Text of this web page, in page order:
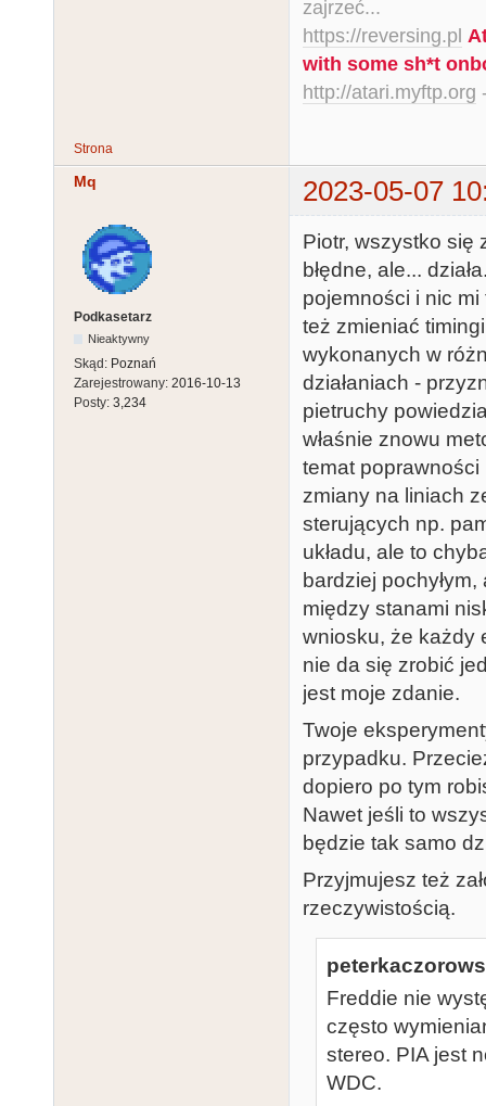
zajrzeć...
https://reversing.pl
with some sh*t
http://atari.myftp.org
Strona
Mq 2023-05-07
Podkasetarz
Nieaktywny
Skąd: Poznań
Zarejestrowany: 2016-10-13
Posty: 3,234
Piotr, wszystko się
błędne, ale...
pojemności i nic mi
też zmieniać
wykonanych w
działaniach -
pietruchy
właśnie znowu
temat poprawności
zmiany na liniach
sterujących np.
układu, ale to
bardziej
między stanami
wniosku, że każdy
nie da się zrobić
jest moje zdanie.
Twoje
przypadku.
dopiero po tym
Nawet jeśli to
będzie tak samo
Przyjmujesz też
rzeczywistością.
Freddie nie
często
stereo. PIA jest
WDC.